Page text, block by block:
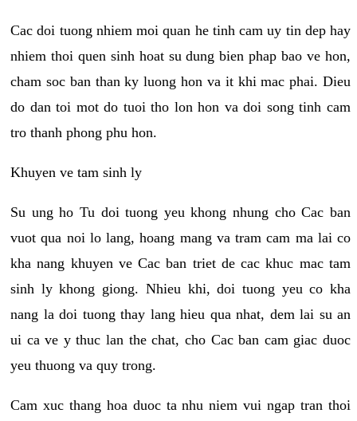
Cac doi tuong nhiem moi quan he tinh cam uy tin dep hay
nhiem thoi quen sinh hoat su dung bien phap bao ve hon,
cham soc ban than ky luong hon va it khi mac phai. Dieu
do dan toi mot do tuoi tho lon hon va doi song tinh cam
tro thanh phong phu hon.
Khuyen ve tam sinh ly
Su ung ho Tu doi tuong yeu khong nhung cho Cac ban
vuot qua noi lo lang, hoang mang va tram cam ma lai co
kha nang khuyen ve Cac ban triet de cac khuc mac tam
sinh ly khong giong. Nhieu khi, doi tuong yeu co kha
nang la doi tuong thay lang hieu qua nhat, dem lai su an
ui ca ve y thuc lan the chat, cho Cac ban cam giac duoc
yeu thuong va quy trong.
Cam xuc thang hoa duoc ta nhu niem vui ngap tran thoi